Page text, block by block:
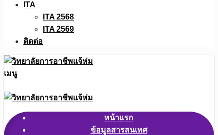
ITA
ITA 2568
ITA 2569
ติดต่อ
เมนู
หน้าแรก
ข้อมูลสารสนเทศ